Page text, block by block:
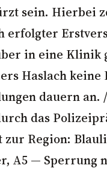
sein. Hierbei
erfolgter
in eine Klinik
Haslach keine
dauern an.
das
zur Region:
A5 — Sperrung